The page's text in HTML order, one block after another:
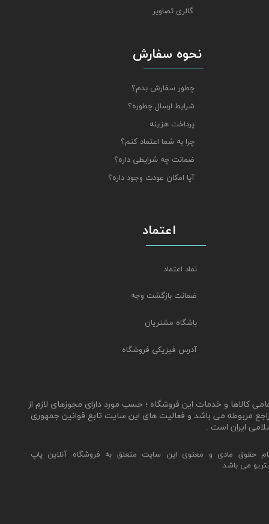
نحوه سفارش
چطور سفارش بدم؟
شرایط ارسال چطوره؟
پرداخت هزینه
چرا به شما اعتماد کنم؟
ضمانت چه شرایطی داره؟
آیا امکان عودت وجود داره؟
حقوق مادی و معنوی این سایت متعلق به فروشگاه آنلاین پاپ
می باشد.
اعتماد
نماد اعتماد
ضمانت بازگشت وجه
باشگاه مشتریان
آدرس فیزیکی فروشگاه
گالری تصاویر
کالاها و خدمات این فروشگاه ؛ حسب مورد دارای مجوزهای لازم از
مربوطه می باشد و فعالیت های این سایت تابع قوانین جمهوری
ایران است .